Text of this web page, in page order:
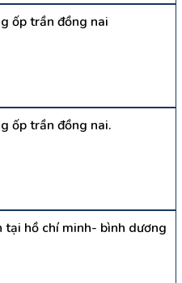
ốp trần đồng nai
ốp trần đồng nai.
tại hồ chí minh- bình dương